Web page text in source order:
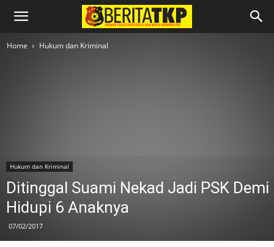
Home Hukum dan Kriminal
Hukum dan Kriminal
Ditinggal Suami Nekad Jadi PSK Demi
Hidupi 6 Anaknya
07/02/2017